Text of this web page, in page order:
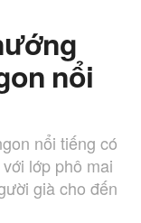
nổi
nổi tiếng có
lớp phô mai
già cho đến